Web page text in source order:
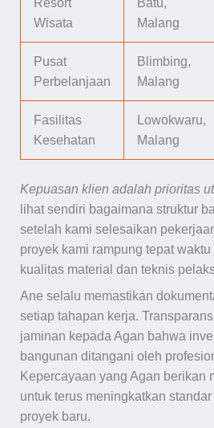
Resort
Wisata
Batu,
Malang
Pusat
Perbelanjaan
Blimbing,
Malang
Fasilitas
Kesehatan
Lowokwaru,
Malang
Kepuasan klien adalah prioritas
lihat sendiri bagaimana struktur
setelah kami selesaikan
proyek kami rampung tepat
kualitas material dan teknis
Ane selalu memastikan
setiap tahapan kerja.
jaminan kepada Agan bahwa
bangunan ditangani oleh
Kepercayaan yang Agan berikan
untuk terus meningkatkan
proyek baru.